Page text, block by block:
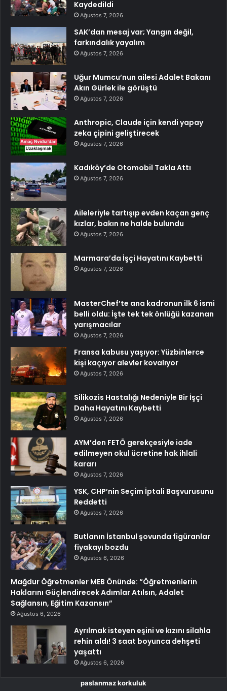
Kaydedildi
Ağustos 7, 2026
SAK’dan mesaj var; Yangın değil,
farkındalık yayalım
Ağustos 7, 2026
Uğur Mumcu’nun ailesi Adalet Bakanı
Akın Gürlek ile görüştü
Ağustos 7, 2026
Anthropic, Claude için kendi yapay
zeka çipini geliştirecek
Ağustos 7, 2026
Kadıköy’de Otomobil Takla Attı
Ağustos 7, 2026
Aileleriyle tartışıp evden kaçan genç
kızlar, bakın ne halde bulundu
Ağustos 7, 2026
Marmara’da İşçi Hayatını Kaybetti
Ağustos 7, 2026
MasterChef’te ana kadronun ilk 6 ismi
belli oldu: İşte tek tek önlüğü kazanan
yarışmacılar
Ağustos 7, 2026
Fransa kabusu yaşıyor: Yüzbinlerce
kişi kaçıyor alevler kovalıyor
Ağustos 7, 2026
Silikozis Hastalığı Nedeniyle Bir İşçi
Daha Hayatını Kaybetti
Ağustos 7, 2026
AYM’den FETÖ gerekçesiyle iade
edilmeyen okul ücretine hak ihlali
kararı
Ağustos 7, 2026
YSK, CHP’nin Seçim İptali Başvurusunu
Reddetti
Ağustos 7, 2026
Butlanın İstanbul şovunda figüranlar
fiyakayı bozdu
Ağustos 6, 2026
Mağdur Öğretmenler MEB Önünde: “Öğretmenlerin
Haklarını Güçlendirecek Adımlar Atılsın, Adalet
Sağlansın, Eğitim Kazansın”
Ağustos 6, 2026
Ayrılmak isteyen eşini ve kızını silahla
rehin aldı! 3 saat boyunca dehşeti
yaşattı
Ağustos 6, 2026
paslanmaz korkuluk